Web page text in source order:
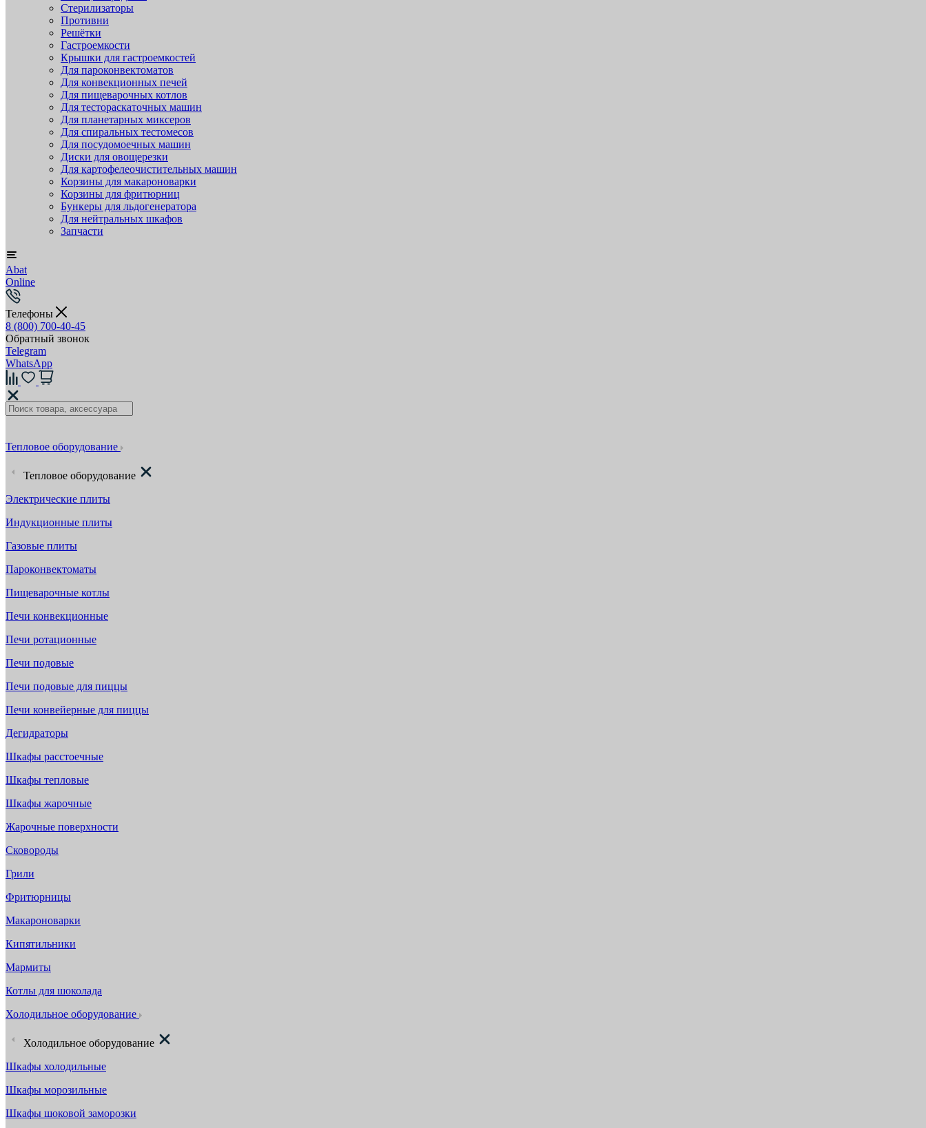
Стерилизаторы
Противни
Решётки
Гастроемкости
Крышки для гастроемкостей
Для пароконвектоматов
Для конвекционных печей
Для пищеварочных котлов
Для тестораскаточных машин
Для планетарных миксеров
Для спиральных тестомесов
Для посудомоечных машин
Диски для овощерезки
Для картофелеочистительных машин
Корзины для макароноварки
Корзины для фритюрниц
Бункеры для льдогенератора
Для нейтральных шкафов
Запчасти
Abat
Online
Телефоны
8 (800) 700-40-45
Обратный звонок
Telegram
WhatsApp
Тепловое оборудование
Тепловое оборудование
Электрические плиты
Индукционные плиты
Газовые плиты
Пароконвектоматы
Пищеварочные котлы
Печи конвекционные
Печи ротационные
Печи подовые
Печи подовые для пиццы
Печи конвейерные для пиццы
Дегидраторы
Шкафы расстоечные
Шкафы тепловые
Шкафы жарочные
Жарочные поверхности
Сковороды
Грили
Фритюрницы
Макароноварки
Кипятильники
Мармиты
Котлы для шоколада
Холодильное оборудование
Холодильное оборудование
Шкафы холодильные
Шкафы морозильные
Шкафы шоковой заморозки